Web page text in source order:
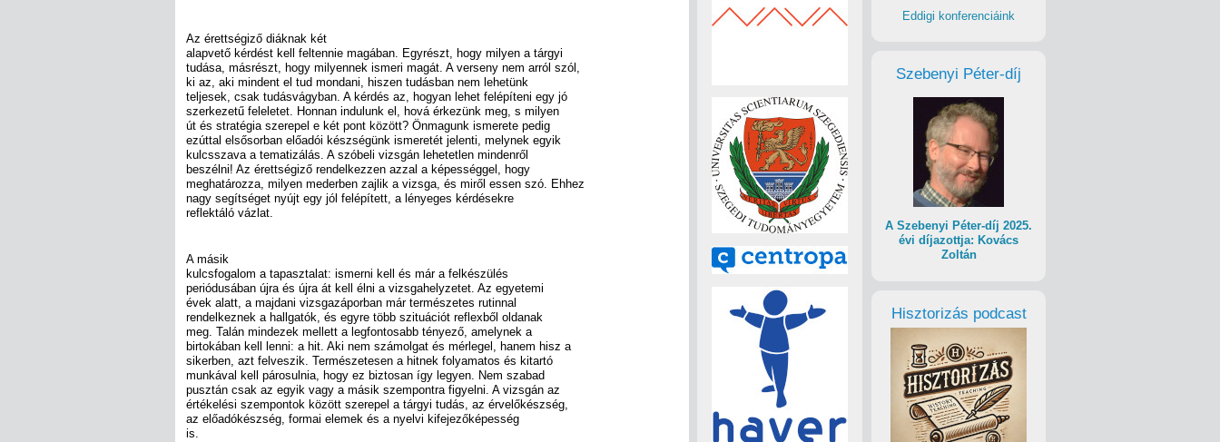
Az érettségiző diáknak két
alapvető kérdést kell feltennie magában. Egyrészt, hogy milyen a tárgyi
tudása, másrészt, hogy milyennek ismeri magát. A verseny nem arról szól,
ki az, aki mindent el tud mondani, hiszen tudásban nem lehetünk
teljesek, csak tudásvágyban. A kérdés az, hogyan lehet felépíteni egy jó
szerkezetű feleletet. Honnan indulunk el, hová érkezünk meg, s milyen
út és stratégia szerepel e két pont között? Önmagunk ismerete pedig
ezúttal elsősorban előadói készségünk ismeretét jelenti, melynek egyik
kulcsszava a tematizálás. A szóbeli vizsgán lehetetlen mindenről
beszélni! Az érettségiző rendelkezzen azzal a képességgel, hogy
meghatározza, milyen mederben zajlik a vizsga, és miről essen szó. Ehhez
nagy segítséget nyújt egy jól felépített, a lényeges kérdésekre
reflektáló vázlat.
A másik
kulcsfogalom a tapasztalat: ismerni kell és már a felkészülés
periódusában újra és újra át kell élni a vizsgahelyzetet. Az egyetemi
évek alatt, a majdani vizsgazáporban már természetes rutinnal
rendelkeznek a hallgatók, és egyre több szituációt reflexből oldanak
meg. Talán mindezek mellett a legfontosabb tényező, amelynek a
birtokában kell lenni: a hit. Aki nem számolgat és mérlegel, hanem hisz a
sikerben, azt felveszik. Természetesen a hitnek folyamatos és kitartó
munkával kell párosulnia, hogy ez biztosan így legyen. Nem szabad
pusztán csak az egyik vagy a másik szempontra figyelni. A vizsgán az
értékelési szempontok között szerepel a tárgyi tudás, az érvelőkészség,
az előadókészség, formai elemek és a nyelvi kifejezőképesség
is.
Eddigi konferenciáink
Szebenyi Péter-díj
A Szebenyi Péter-díj 2025.
évi díjazottja: Kovács
Zoltán
Hisztorizás podcast